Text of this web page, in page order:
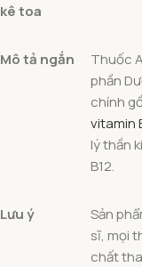
kê toa
Mô tả ngắn
Thuốc
phần
chính
vitamin
lý thần
B12.
Lưu ý
Sản
sĩ, mọi
chất